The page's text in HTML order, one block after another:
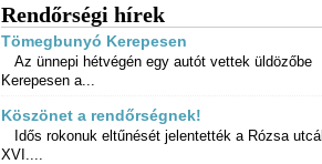
Rendőrségi hírek
Tömegbunyó Kerepesen
Az ünnepi hétvégén egy autót vettek üldözőbe
Kerepesen a...
Köszönet a rendőrségnek!
Idős rokonuk eltűnését jelentették a Rózsa
XVI....